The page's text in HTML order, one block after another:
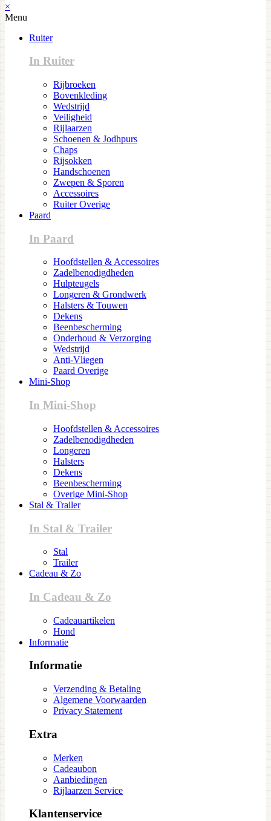
×
Menu
Ruiter
In Ruiter
Rijbroeken
Bovenkleding
Wedstrijd
Veiligheid
Rijlaarzen
Schoenen & Jodhpurs
Chaps
Rijsokken
Handschoenen
Zwepen & Sporen
Accessoires
Ruiter Overige
Paard
In Paard
Hoofdstellen & Accessoires
Zadelbenodigdheden
Hulpteugels
Longeren & Grondwerk
Halsters & Touwen
Dekens
Beenbescherming
Onderhoud & Verzorging
Wedstrijd
Anti-Vliegen
Paard Overige
Mini-Shop
In Mini-Shop
Hoofdstellen & Accessoires
Zadelbenodigdheden
Longeren
Halsters
Dekens
Beenbescherming
Overige Mini-Shop
Stal & Trailer
In Stal & Trailer
Stal
Trailer
Cadeau & Zo
In Cadeau & Zo
Cadeauartikelen
Hond
Informatie
Informatie
Verzending & Betaling
Algemene Voorwaarden
Privacy Statement
Extra
Merken
Cadeaubon
Aanbiedingen
Rijlaarzen Service
Klantenservice